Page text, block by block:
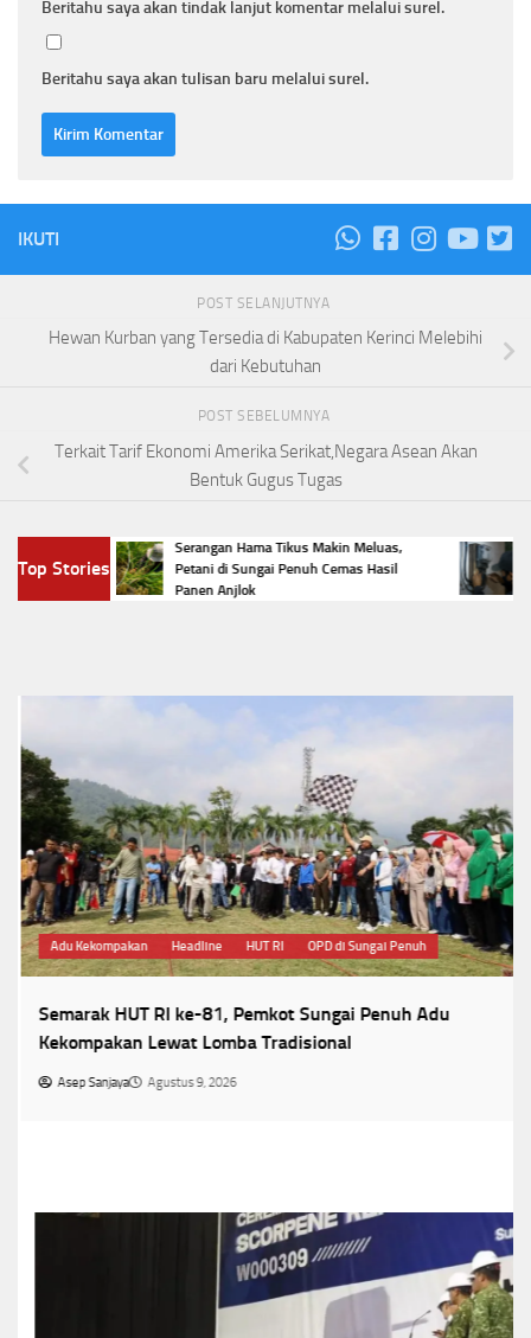
Beritahu saya akan tindak lanjut komentar melalui surel.
Beritahu saya akan tulisan baru melalui surel.
IKUTI
POST SELANJUTNYA
Hewan Kurban yang Tersedia di Kabupaten Kerinci Melebihi
dari Kebutuhan
POST SEBELUMNYA
Terkait Tarif Ekonomi Amerika Serikat,Negara Asean Akan
Bentuk Gugus Tugas
Top Stories
Serangan Hama Tikus Makin Meluas,
Petani di Sungai Penuh Cemas Hasil
Panen Anjlok
Viral
Adu Kekompakan Headline HUT RI OPD di Sungai Penuh
Semarak HUT RI ke-81, Pemkot Sungai Penuh Adu
Kekompakan Lewat Lomba Tradisional
Asep Sanjaya Agustus 9, 2026